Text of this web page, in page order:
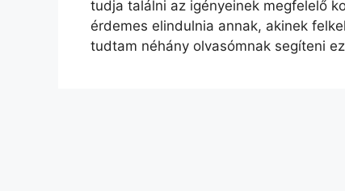
tudja találni az igényeinek megfelelő
érdemes elindulnia annak, akinek
tudtam néhány olvasómnak segíteni